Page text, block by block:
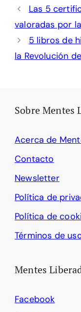
Las 5
valoradas por
5 libros de
la Revolución
Sobre Mentes
Acerca de
Contacto
Newsletter
Política de
Política de
Términos de
Mentes
Facebook